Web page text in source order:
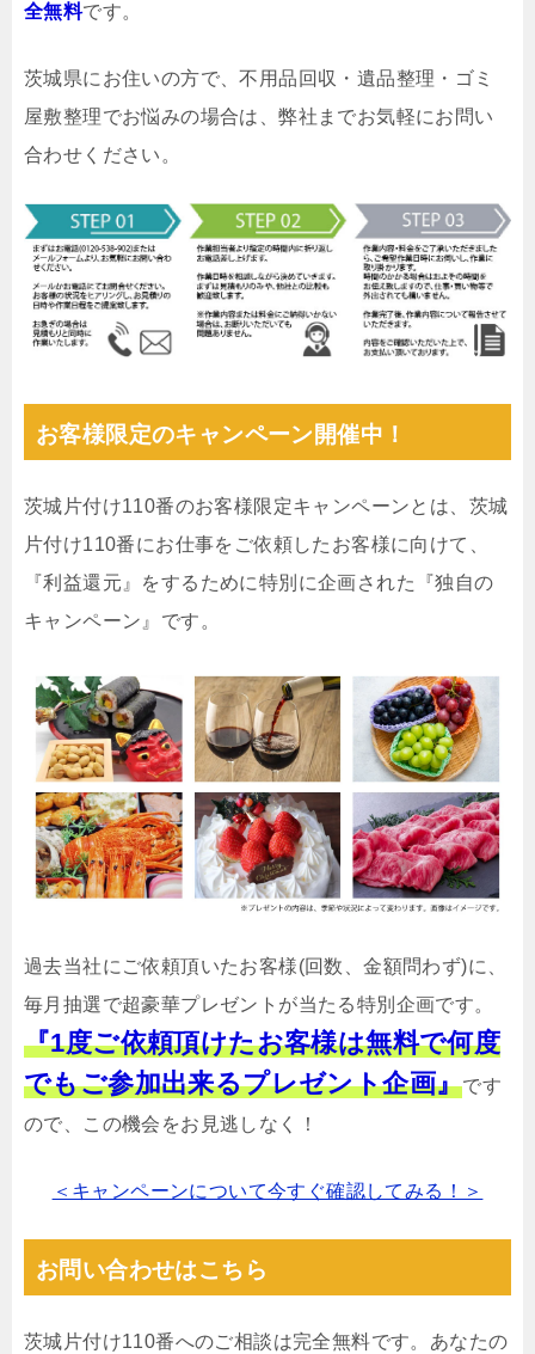
全無料です。
茨城県にお住いの方で、不用品回収・遺品整理・ゴミ
屋敷整理でお悩みの場合は、弊社までお気軽にお問い
合わせください。
お客様限定のキャンペーン開催中！
茨城片付け110番のお客様限定キャンペーンとは、茨城
片付け110番にお仕事をご依頼したお客様に向けて、
『利益還元』をするために特別に企画された『独自の
キャンペーン』です。
過去当社にご依頼頂いたお客様(回数、金額問わず)に、
毎月抽選で超豪華プレゼントが当たる特別企画です。
『1度ご依頼頂けたお客様は無料で何度
でもご参加出来るプレゼント企画』です
ので、この機会をお見逃しなく！
＜キャンペーンについて今すぐ確認してみる！＞
お問い合わせはこちら
茨城片付け110番へのご相談は完全無料です。あなたの